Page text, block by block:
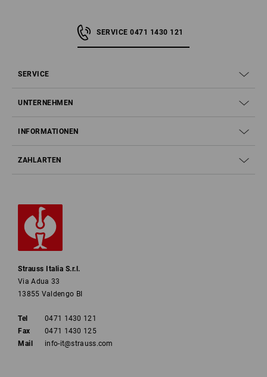
SERVICE 0471 1430 121
SERVICE
UNTERNEHMEN
INFORMATIONEN
ZAHLARTEN
Strauss Italia S.r.l.
Via Adua 33
13855 Valdengo BI
Tel
0471 1430 121
Fax
0471 1430 125
Mail
info-it@strauss.com